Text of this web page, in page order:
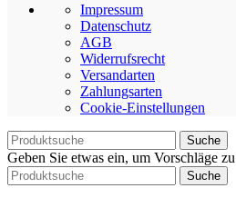
Impressum
Datenschutz
AGB
Widerrufsrecht
Versandarten
Zahlungsarten
Cookie-Einstellungen
Suche
Geben Sie etwas ein, um Vorschläge
Suche